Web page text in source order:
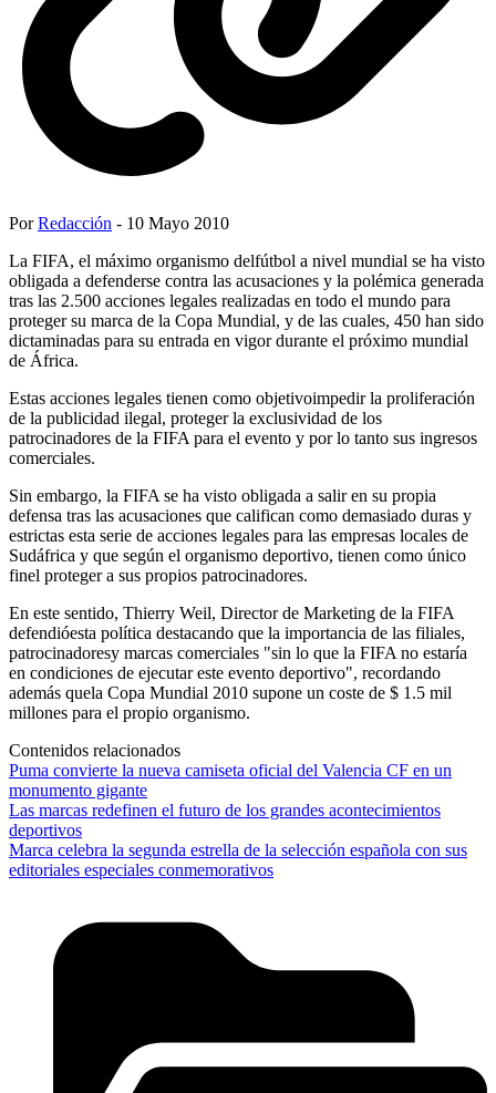
PorRedacción - 10 Mayo 2010
La FIFA, el máximo organismo delfútbol a nivel mundial se ha visto
obligada a defenderse contra las acusaciones y la polémica generada
tras las 2.500 acciones legales realizadas en todo el mundo para
proteger su marca de la Copa Mundial, y de las cuales, 450 han sido
dictaminadas para su entrada en vigor durante el próximo mundial
de África.
Estas acciones legales tienen como objetivoimpedir la proliferación
de la publicidad ilegal, proteger la exclusividad de los
patrocinadores de la FIFA para el evento y por lo tanto sus ingresos
comerciales.
Sin embargo, la FIFA se ha visto obligada a salir en su propia
defensa tras las acusaciones que califican como demasiado duras y
estrictas esta serie de acciones legales para las empresas locales de
Sudáfrica y que según el organismo deportivo, tienen como único
finel proteger a sus propios patrocinadores.
En este sentido, Thierry Weil, Director de Marketing de la FIFA
defendióesta política destacando que la importancia de las filiales,
patrocinadoresy marcas comerciales "sin lo que la FIFA no estaría
en condiciones de ejecutar este evento deportivo", recordando
además quela Copa Mundial 2010 supone un coste de $ 1.5 mil
millones para el propio organismo.
Contenidos relacionados
Puma convierte la nueva camiseta oficial del Valencia CF en un
monumento gigante
Las marcas redefinen el futuro de los grandes acontecimientos
deportivos
Marca celebra la segunda estrella de la selección española con sus
editoriales especiales conmemorativos